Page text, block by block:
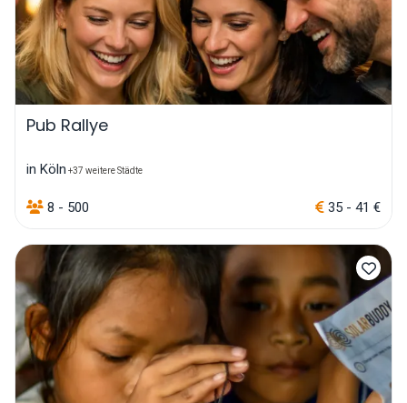
Pub Rallye
in Köln +37 weitere Städte
8 - 500 35 - 41 €